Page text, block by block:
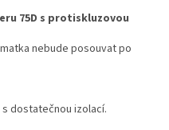
75D s protiskluzovou
nebude posouvat po
dostatečnou izolací.